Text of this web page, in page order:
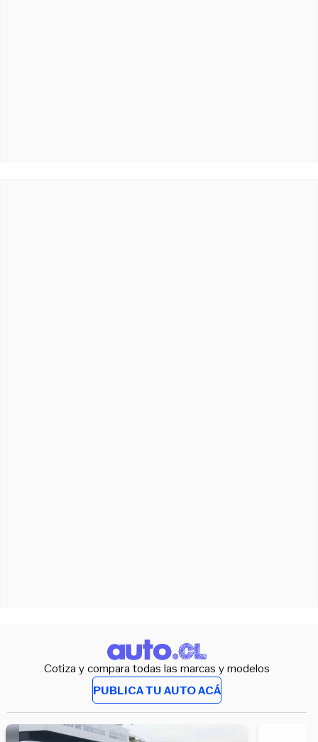
Cotiza y compara todas las marcas y modelos
PUBLICA TU AUTO ACÁ